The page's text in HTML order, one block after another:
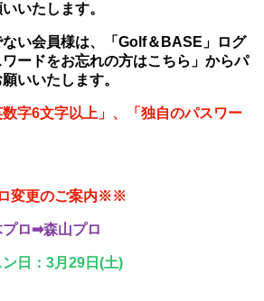
いたします。
い会員様は、「Golf＆BASE」ログ
ードをお忘れの方はこちら」からパ
いいたします。
字6文字以上」、「独自のパスワー
変更のご案内※※
ロ➡森山プロ
日：3月29日(土)